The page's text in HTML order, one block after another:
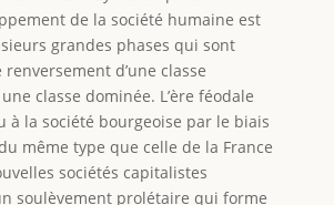
de la société humaine est
grandes phases qui sont
d’une classe
classe dominée. L’ère féodale
à la société bourgeoise par le biais
même type que celle de la France
sociétés capitalistes
soulèvement prolétaire qui forme